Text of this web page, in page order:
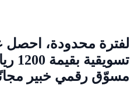
لفترة محدودة، احصل
مسوّق رقمي خبير